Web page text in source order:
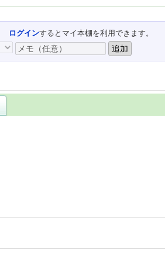
ログインするとマイ本棚を利用できます。